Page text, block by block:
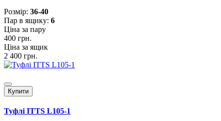
Розмiр: 36-40
Пар в ящику: 6
Ціна за пару
400 грн.
Ціна за ящик
2 400 грн.
Купити
Туфлі ITTS L105-1